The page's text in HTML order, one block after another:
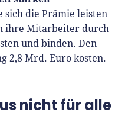
die Prämie leisten
ihre Mitarbeiter durch
und binden. Den
2,8 Mrd. Euro kosten.
nicht für alle